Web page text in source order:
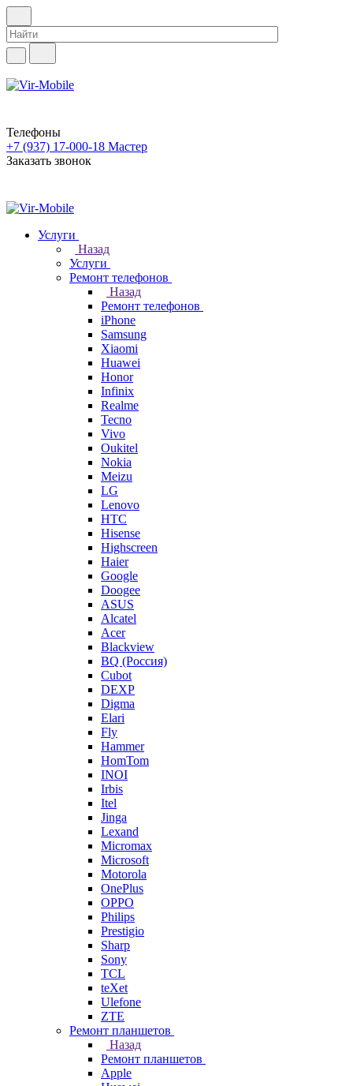
Телефоны
+7 (937) 17-000-18 Мастер
Заказать звонок
Услуги
Назад
Услуги
Ремонт телефонов
Назад
Ремонт телефонов
iPhone
Samsung
Xiaomi
Huawei
Honor
Infinix
Realme
Tecno
Vivo
Oukitel
Nokia
Meizu
LG
Lenovo
HTC
Hisense
Highscreen
Haier
Google
Doogee
ASUS
Alcatel
Acer
Blackview
BQ (Россия)
Cubot
DEXP
Digma
Elari
Fly
Hammer
HomTom
INOI
Irbis
Itel
Jinga
Lexand
Micromax
Microsoft
Motorola
OnePlus
OPPO
Philips
Prestigio
Sharp
Sony
TCL
teXet
Ulefone
ZTE
Ремонт планшетов
Назад
Ремонт планшетов
Apple